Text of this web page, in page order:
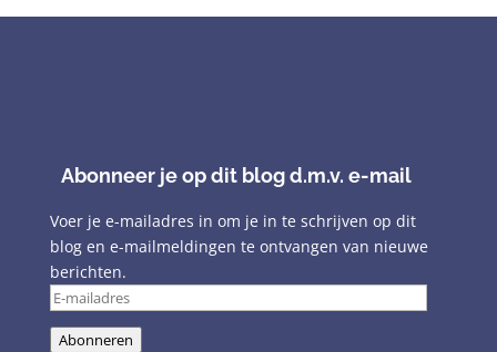
Abonneer je op dit blog d.m.v. e-mail
Voer je e-mailadres in om je in te schrijven op dit
blog en e-mailmeldingen te ontvangen van nieuwe
berichten.
E-
mailadres
Abonneren